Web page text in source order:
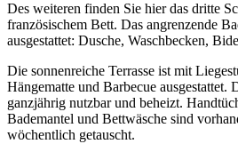
Des weiteren finden Sie hier das dritte
französischem Bett. Das angrenzende
ausgestattet: Dusche, Waschbecken,
Die sonnenreiche Terrasse ist mit
Hängematte und Barbecue ausgestattet.
ganzjährig nutzbar und beheizt.
Bademantel und Bettwäsche sind
wöchentlich getauscht.